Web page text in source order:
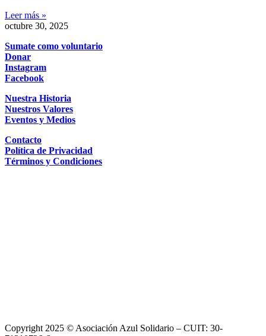
Leer más »
octubre 30, 2025
Sumate como voluntario
Donar
Instagram
Facebook
Nuestra Historia
Nuestros Valores
Eventos y Medios
Contacto
Política de Privacidad
Términos y Condiciones
Copyright 2025 © Asociación Azul Solidario – CUIT: 30-